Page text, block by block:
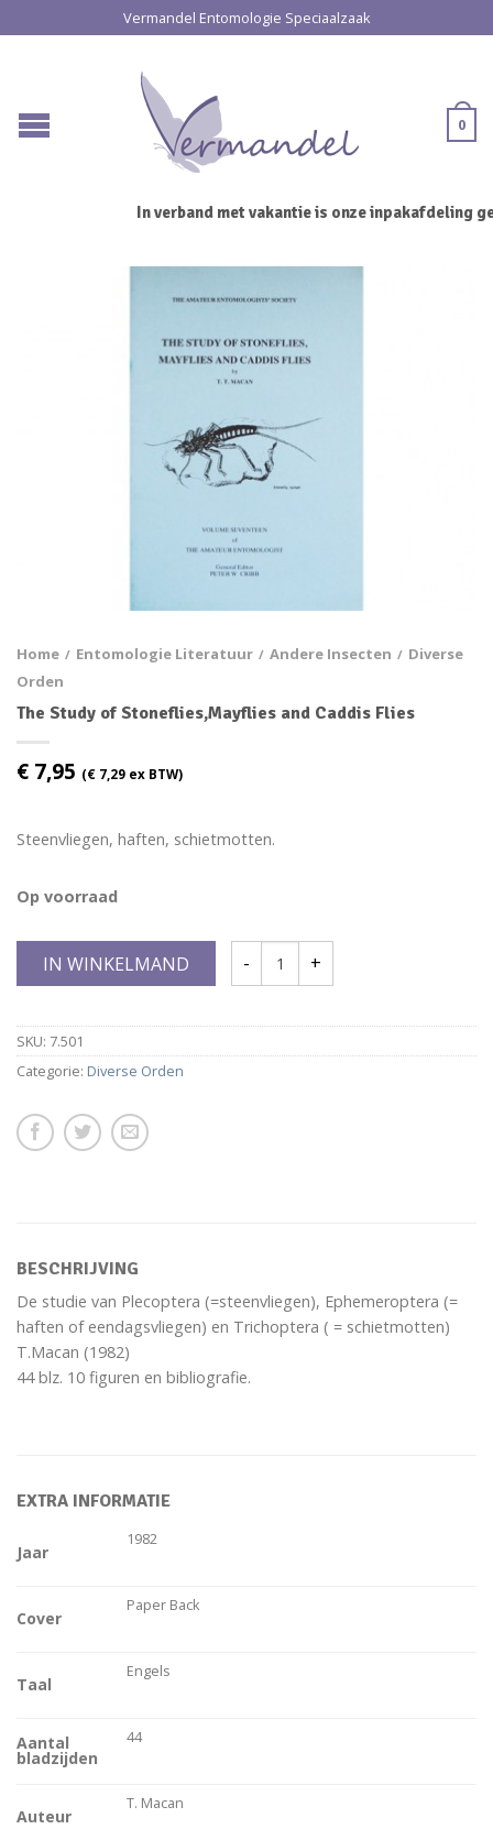
Vermandel Entomologie Speciaalzaak
0
In verband met vakantie is onze inpakafdeling
Home / Entomologie Literatuur / Andere Insecten / Diverse
Orden
The Study of Stoneflies,Mayflies and Caddis Flies
€ 7,95 (€ 7,29 ex BTW)
Steenvliegen, haften, schietmotten.
Op voorraad
IN WINKELMAND
SKU: 7.501
Categorie: Diverse Orden
BESCHRIJVING
De studie van Plecoptera (=steenvliegen), Ephemeroptera (=
haften of eendagsvliegen) en Trichoptera ( = schietmotten)
T.Macan (1982)
44 blz. 10 figuren en bibliografie.
EXTRA INFORMATIE
Jaar
1982
Cover
Paper Back
Taal
Engels
Aantal
bladzijden
44
Auteur
T. Macan